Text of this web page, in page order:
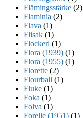
Flämingsstärke (2)
Flaminia (2)
Flava (1)
Flisak (1)
Flockerl (1)
Flora (1939) (1)
Flora (1955) (1)
Florette (2)
Flourball (1)
Fluke (1)
Foka (1)
Folva (1)
Forelle (1951) (1)